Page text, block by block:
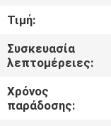
ΕΛΆΤΕ
ΣΕ
ΕΠΑΦΉ
ΜΕ
Τιμή:
Συσκευασία
λεπτομέρειες:
Χρόνος
παράδοσης: